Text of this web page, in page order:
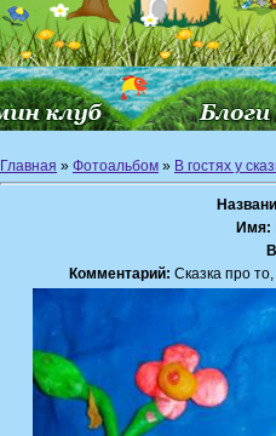
Главная » Фотоальбом » В гостях у
Имя:
Комментарий: Сказка про